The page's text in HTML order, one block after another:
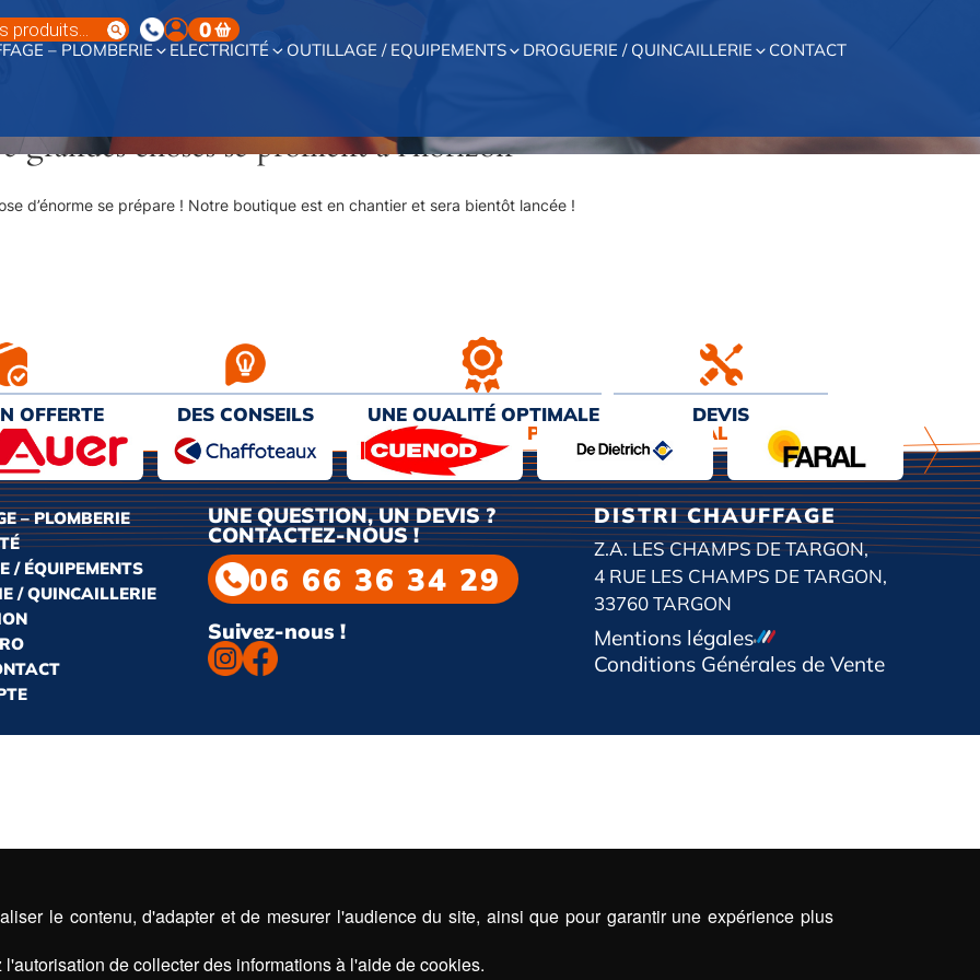
0
– PLOMBERIE ELECTRICITÉ OUTILLAGE / EQUIPEMENTS DROGUERIE / QUINCAILLERIE CONTACT
grandes choses se profilent à l’horizon
d’énorme se prépare ! Notre boutique est en chantier et sera bientôt lancée !
OFFERTE
D’ACHAT
DES CONSEILS
PERSONNALISÉS
UNE QUALITÉ OPTIMALE
AU MEILLEUR PRIX
DEVIS
& INSTALLATION
– PLOMBERIE
/ ÉQUIPEMENTS
/ QUINCAILLERIE
UNE QUESTION, UN DEVIS ?
CONTACTEZ-NOUS !
06 66 36 34 29
Suivez-nous !
DISTRI CHAUFFAGE
Z.A. LES CHAMPS DE TARGON,
4 RUE LES CHAMPS DE TARGON,
33760 TARGON
Mentions légales
Conditions Générales de Vente
le contenu, d'adapter et de mesurer l'audience du site, ainsi que pour garantir une expérience plus
de collecter des informations à l'aide de cookies.